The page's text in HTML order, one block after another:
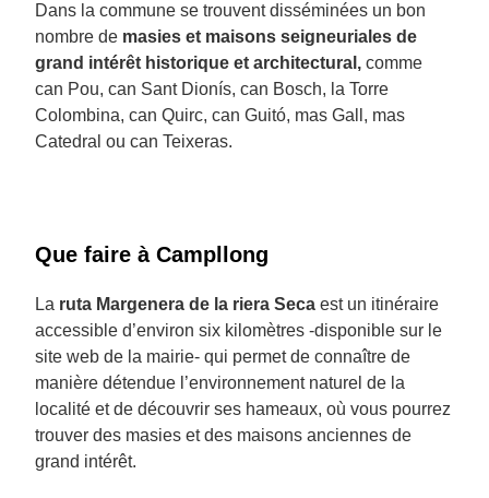
Dans la commune se trouvent disséminées un bon
nombre de masies et maisons seigneuriales de
grand intérêt historique et architectural, comme
can Pou, can Sant Dionís, can Bosch, la Torre
Colombina, can Quirc, can Guitó, mas Gall, mas
Catedral ou can Teixeras.
Que faire à Campllong
La ruta Margenera de la riera Seca est un itinéraire
accessible d’environ six kilomètres -disponible sur le
site web de la mairie- qui permet de connaître de
manière détendue l’environnement naturel de la
localité et de découvrir ses hameaux, où vous pourrez
trouver des masies et des maisons anciennes de
grand intérêt.